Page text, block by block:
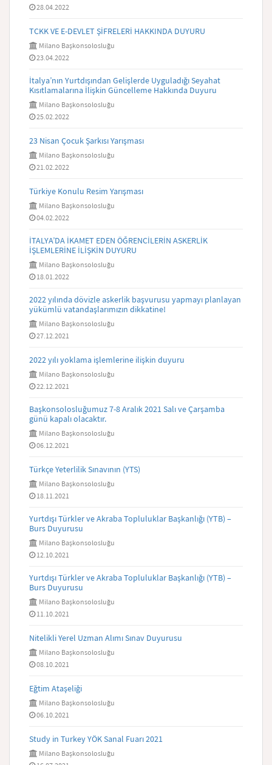
28.04.2022
TCKK VE E-DEVLET ŞİFRELERİ HAKKINDA DUYURU
Milano Başkonsolosluğu
23.04.2022
İtalya’nın Yurtdışından Gelişlerde Uyguladığı Seyahat
Kısıtlamalarına İlişkin Güncelleme Hakkında Duyuru
Milano Başkonsolosluğu
25.02.2022
23 Nisan Çocuk Şarkısı Yarışması
Milano Başkonsolosluğu
21.02.2022
Türkiye Konulu Resim Yarışması
Milano Başkonsolosluğu
04.02.2022
İTALYA’DA İKAMET EDEN ÖĞRENCİLERİN ASKERLİK
İŞLEMLERİNE İLİŞKİN DUYURU
Milano Başkonsolosluğu
18.01.2022
2022 yılında dövizle askerlik başvurusu yapmayı planlayan
yükümlü vatandaşlarımızın dikkatine!
Milano Başkonsolosluğu
27.12.2021
2022 yılı yoklama işlemlerine ilişkin duyuru
Milano Başkonsolosluğu
22.12.2021
Başkonsolosluğumuz 7-8 Aralık 2021 Salı ve Çarşamba
günü kapalı olacaktır.
Milano Başkonsolosluğu
06.12.2021
Türkçe Yeterlilik Sınavının (YTS)
Milano Başkonsolosluğu
18.11.2021
Yurtdışı Türkler ve Akraba Topluluklar Başkanlığı (YTB) –
Burs Duyurusu
Milano Başkonsolosluğu
12.10.2021
Yurtdışı Türkler ve Akraba Topluluklar Başkanlığı (YTB) –
Burs Duyurusu
Milano Başkonsolosluğu
11.10.2021
Nitelikli Yerel Uzman Alımı Sınav Duyurusu
Milano Başkonsolosluğu
08.10.2021
Eğtim Ataşeliği
Milano Başkonsolosluğu
06.10.2021
Study in Turkey YÖK Sanal Fuarı 2021
Milano Başkonsolosluğu